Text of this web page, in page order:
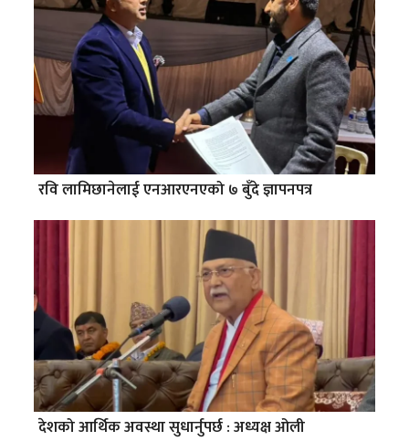
रवि लामिछानेलाई एनआरएनएको ७ बुँदे ज्ञापनपत्र
देशको आर्थिक अवस्था सुधार्नुपर्छ : अध्यक्ष ओली